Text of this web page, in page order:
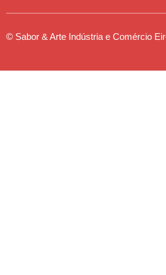
© Sabor & Arte Indústria e Comércio